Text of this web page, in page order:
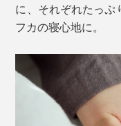
に、それぞれたっぷ
フカの寝心地に。